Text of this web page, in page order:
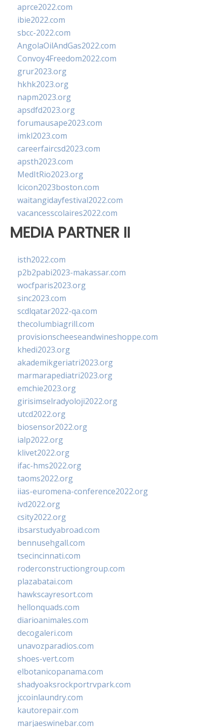
aprce2022.com
ibie2022.com
sbcc-2022.com
AngolaOilAndGas2022.com
Convoy4Freedom2022.com
grur2023.org
hkhk2023.org
napm2023.org
apsdfd2023.org
forumausape2023.com
imkl2023.com
careerfaircsd2023.com
apsth2023.com
MedItRio2023.org
lcicon2023boston.com
waitangidayfestival2022.com
vacancesscolaires2022.com
MEDIA PARTNER II
isth2022.com
p2b2pabi2023-makassar.com
wocfparis2023.org
sinc2023.com
scdlqatar2022-qa.com
thecolumbiagrill.com
provisionscheeseandwineshoppe.com
khedi2023.org
akademikgeriatri2023.org
marmarapediatri2023.org
emchie2023.org
girisimselradyoloji2022.org
utcd2022.org
biosensor2022.org
ialp2022.org
klivet2022.org
ifac-hms2022.org
taoms2022.org
iias-euromena-conference2022.org
ivd2022.org
csity2022.org
ibsarstudyabroad.com
bennusehgall.com
tsecincinnati.com
roderconstructiongroup.com
plazabatai.com
hawkscayresort.com
hellonquads.com
diarioanimales.com
decogaleri.com
unavozparadios.com
shoes-vert.com
elbotanicopanama.com
shadyoaksrockportrvpark.com
jccoinlaundry.com
kautorepair.com
marjaeswinebar.com